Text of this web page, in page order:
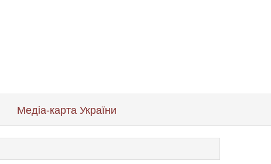
Медіа-карта України